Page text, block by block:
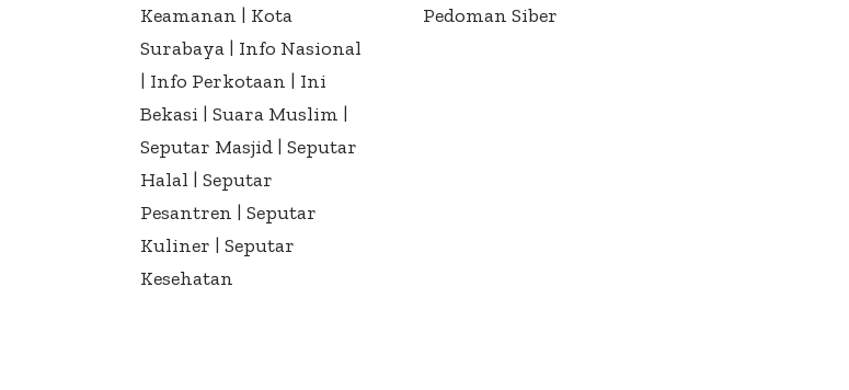
Keamanan | Kota
Surabaya | Info Nasional
| Info Perkotaan | Ini
Bekasi | Suara Muslim |
Seputar Masjid | Seputar
Halal | Seputar
Pesantren | Seputar
Kuliner | Seputar
Kesehatan
Pedoman Siber